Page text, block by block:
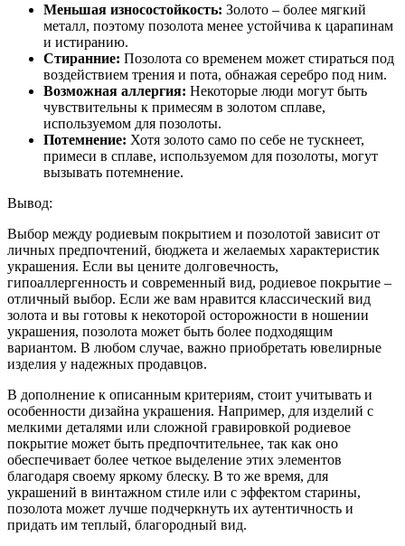
Меньшая износостойкость: Золото – более мягкий
металл, поэтому позолота менее устойчива к царапинам
и истиранию.
Стиранние: Позолота со временем может стираться под
воздействием трения и пота, обнажая серебро под ним.
Возможная аллергия: Некоторые люди могут быть
чувствительны к примесям в золотом сплаве,
используемом для позолоты.
Потемнение: Хотя золото само по себе не тускнеет,
примеси в сплаве, используемом для позолоты, могут
вызывать потемнение.
Вывод:
Выбор между родиевым покрытием и позолотой зависит от
личных предпочтений, бюджета и желаемых характеристик
украшения. Если вы цените долговечность,
гипоаллергенность и современный вид, родиевое покрытие –
отличный выбор. Если же вам нравится классический вид
золота и вы готовы к некоторой осторожности в ношении
украшения, позолота может быть более подходящим
вариантом. В любом случае, важно приобретать ювелирные
изделия у надежных продавцов.
В дополнение к описанным критериям, стоит учитывать и
особенности дизайна украшения. Например, для изделий с
мелкими деталями или сложной гравировкой родиевое
покрытие может быть предпочтительнее, так как оно
обеспечивает более четкое выделение этих элементов
благодаря своему яркому блеску. В то же время, для
украшений в винтажном стиле или с эффектом старины,
позолота может лучше подчеркнуть их аутентичность и
придать им теплый, благородный вид.